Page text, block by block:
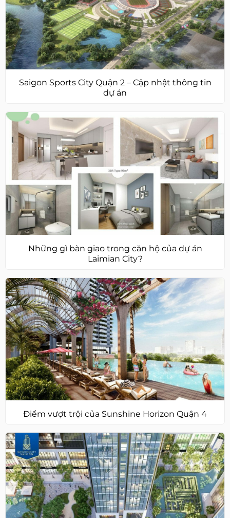
Saigon Sports City Quận 2 – Cập nhật thông tin
dự án
Những gì bàn giao trong căn hộ của dự án
Laimian City?
Điểm vượt trội của Sunshine Horizon Quận 4